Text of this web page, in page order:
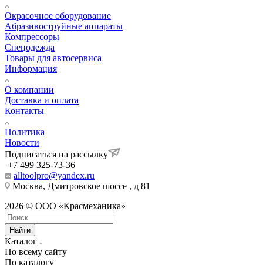
Окрасочное оборудование
Aбразивоструйные аппараты
Компрессоры
Спецодежда
Товары для автосервиса
Информация
О компании
Доставка и оплата
Контакты
Политика
Новости
Подписаться на рассылку
+7 499 325-73-36
alltoolpro@yandex.ru
Москва, Дмитровское шоссе , д 81
2026 © ООО «Красмеханика»
Найти
Каталог
По всему сайту
По каталогу